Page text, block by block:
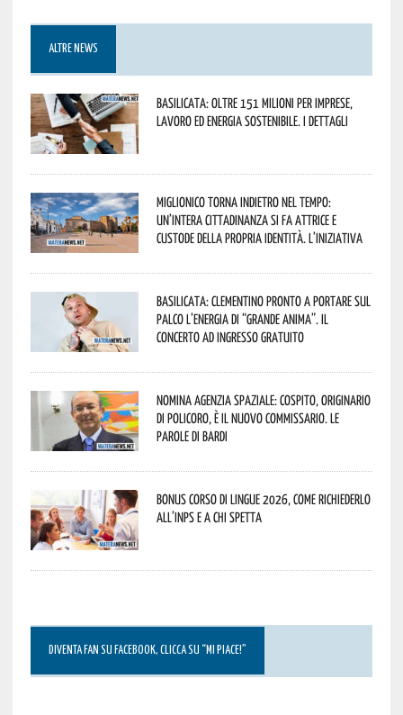
ALTRE NEWS
Basilicata: oltre 151 milioni per imprese,
lavoro ed energia sostenibile. I dettagli
Miglionico torna indietro nel tempo:
un’intera cittadinanza si fa attrice e
custode della propria identità. L’iniziativa
Basilicata: Clementino pronto a portare sul
palco l’energia di “Grande Anima”. Il
concerto ad ingresso gratuito
Nomina Agenzia Spaziale: Cospito, originario
di Policoro, è il nuovo commissario. Le
parole di Bardi
Bonus corso di lingue 2026, come richiederlo
all’INPS e a chi spetta
DIVENTA FAN SU FACEBOOK, CLICCA SU “MI PIACE!”